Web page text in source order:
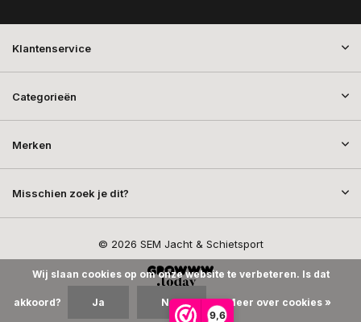
9,6
Klantenservice
Categorieën
Merken
Misschien zoek je dit?
© 2026 SEM Jacht & Schietsport
Wij slaan cookies op om onze website te verbeteren. Is dat
akkoord? Ja Nee Meer over cookies »